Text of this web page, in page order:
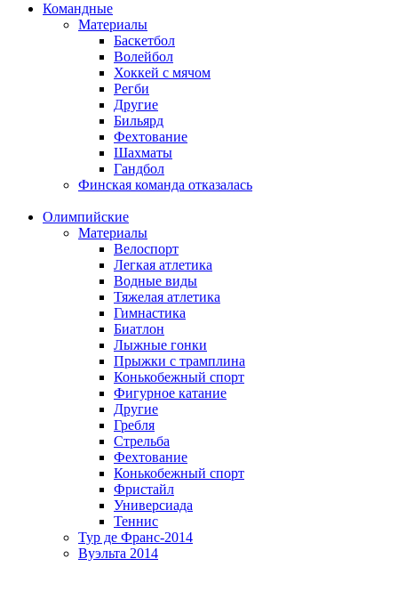
Командные
Материалы
Баскетбол
Волейбол
Хоккей с мячом
Регби
Другие
Бильярд
Фехтование
Шахматы
Гандбол
Финская команда отказалась
Олимпийские
Материалы
Велоспорт
Легкая атлетика
Водные виды
Тяжелая атлетика
Гимнастика
Биатлон
Лыжные гонки
Прыжки с трамплина
Конькобежный спорт
Фигурное катание
Другие
Гребля
Стрельба
Фехтование
Конькобежный спорт
Фристайл
Универсиада
Теннис
Тур де Франс-2014
Вуэльта 2014